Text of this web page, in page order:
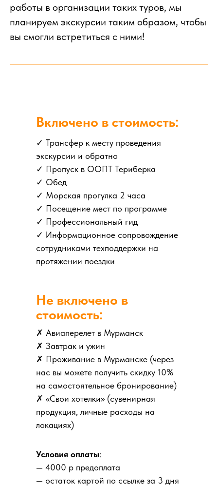
работы в организации таких туров, мы
планируем экскурсии таким образом, чтобы
вы смогли встретиться с ними!
Не включено в
стоимость:
✗ Авиаперелет в Мурманск
✗ Завтрак и ужин
✗ Проживание в Мурманске (через
нас вы можете получить скидку 10%
на самостоятельное бронирование)
✗ «Свои хотелки» (сувенирная
продукция, личные расходы на
локациях)
✓ Трансфер к месту проведения
экскурсии и обратно
✓ Пропуск в ООПТ Териберка
✓ Обед
✓ Морская прогулка 2 часа
✓ Посещение мест по программе
✓ Профессиональный гид
✓ Информационное сопровождение
сотрудниками техподдержки на
протяжении поездки
Включено в стоимость:
Условия оплаты:
— 4000 р предоплата
— остаток картой по ссылке за 3 дня